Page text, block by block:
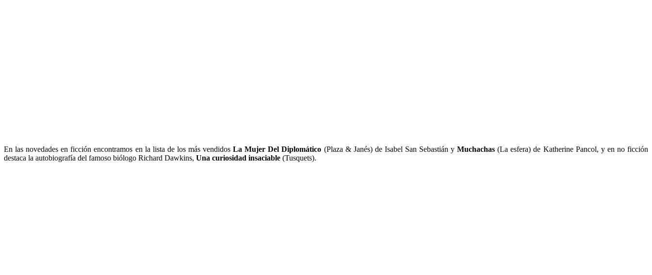
En las novedades en ficción encontramos en la lista de los más vendidosLa Mujer Del Diplomático (Plaza & Janés) de Isabel San Sebastián yMuchachas (La esfera) de Katherine Pancol, y en no ficción
destaca la autobiografía del famoso biólogo Richard Dawkins, Una curiosidad insaciable (Tusquets).